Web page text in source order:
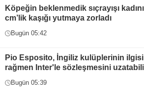
Köpeğin beklenmedik sıçrayışı
cm’lik kaşığı yutmaya zorladı
Bugün 05:42
Pio Esposito, İngiliz kulüplerinin
rağmen Inter'le sözleşmesini
Bugün 05:39